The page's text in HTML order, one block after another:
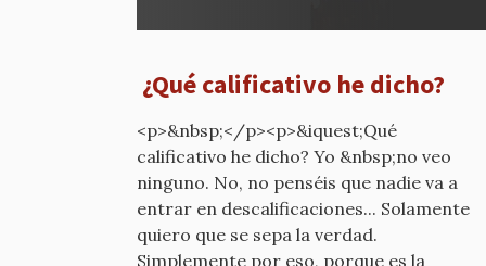
por
old
¿Qué calificativo he dicho?
<p>&nbsp;</p><p>&iquest;Qué
calificativo he dicho? Yo &nbsp;no veo
ninguno. No, no penséis que nadie va a
entrar en descalificaciones... Solamente
quiero que se sepa la verdad.
Simplemente por eso, porque es la